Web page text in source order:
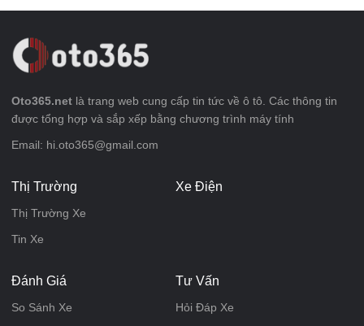
Oto365.net là trang web cung cấp tin tức về ô tô. Các thông tin
được tổng hợp và sắp xếp bằng chương trình máy tính
Email: hi.oto365@gmail.com
Thị Trường
Thị Trường Xe
Tin Xe
Xe Điện
Đánh Giá
So Sánh Xe
Tư Vấn
Hỏi Đáp Xe